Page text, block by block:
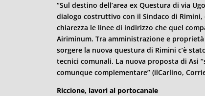
“Sul destino dell’area ex Questura di via
dialogo costruttivo con il Sindaco di Rimini,
chiarezza le linee di indirizzo che quel
Airiminum. Tra amministrazione e proprietà
sorgere la nuova questura di Rimini c’è
tecnici comunali. La nuova proposta di Asi
comunque complementare” (ilCarlino,
Riccione, lavori al portocanale